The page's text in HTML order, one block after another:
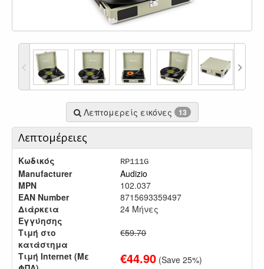
Λεπτομερείς εικόνες 13
Λεπτομέρειες
Κωδικός RP111G
Manufacturer
Audizio
MPN
102.037
EAN Number
8715693359497
Διάρκεια
Εγγύησης
24 Μήνες
Τιμή στο
κατάστημα
€59.70
Τιμή Internet (Με
€44.90 (Save25%)